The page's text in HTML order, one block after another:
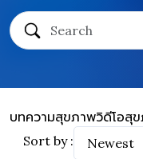
บทความสุขภาพวิดีโอสุ
Sort by :